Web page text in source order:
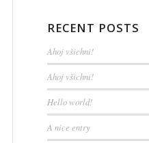
RECENT POSTS
Ahoj všichni!
Ahoj všichni!
Hello world!
A nice entry